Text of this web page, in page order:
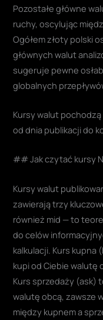
Pozostałe główne
ruchy, oscylując
Ogółem złoty polski
głównych walut
sugeruje pewne
globalnych
Kursy walut
od dnia publikacji do
## Jak czytać kursy
Kursy walut
zawierają trzy
również mid — to
do celów
kalkulacji. Kurs kupna
kupi od Ciebie walutę
Kurs sprzedaży (ask)
walutę obcą, zawsze
między kupnem a